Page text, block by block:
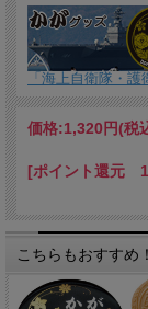
「海上自衛隊・
価格:1,320円(税
[ポイント還元
こちらもおすすめ！